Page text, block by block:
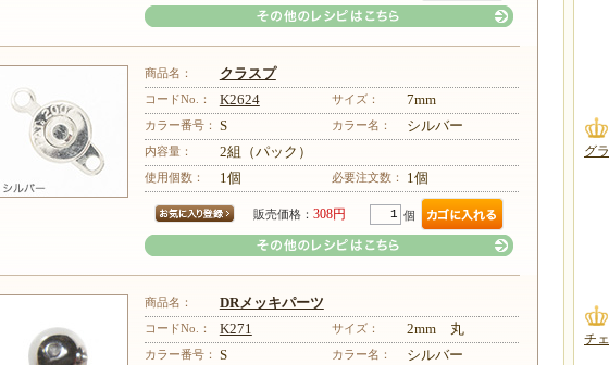
その他のレシピはこちら
商品名： クラスプ
コードNo.： K2624 サイズ： 7mm
カラー番号： S カラー名： シルバー
内容量： 2組（パック）
使用個数： 1個 必要注文数： 1個
販売価格： 308円 個
商品名： DRメッキパーツ
コードNo.： K271 サイズ： 2mm 丸
カラー番号： S カラー名： シルバー
グ
チ